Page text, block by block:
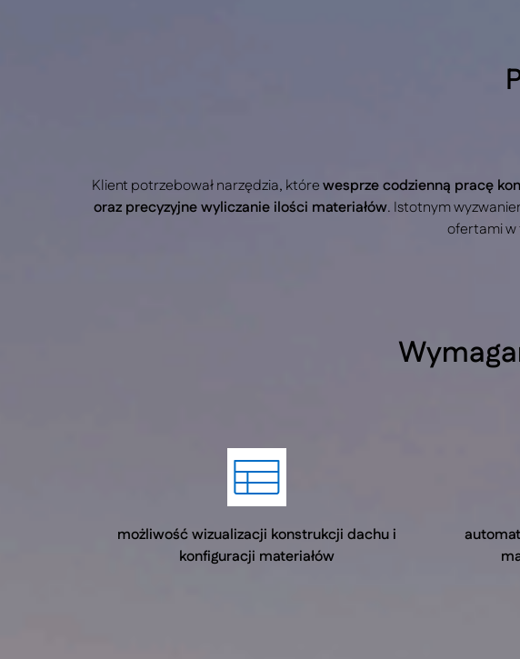
Klient potrzebował narzędzia, którewesprze codzienną pracę
oraz precyzyjne wyliczanie ilości materiałów. Istotnym
ofertami w
możliwość wizualizacji konstrukcji dachu i
konfiguracji materiałów